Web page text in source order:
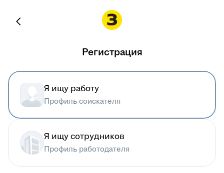
Регистрация
Я ищу работу
Профиль соискателя
Я ищу сотрудников
Профиль работодателя